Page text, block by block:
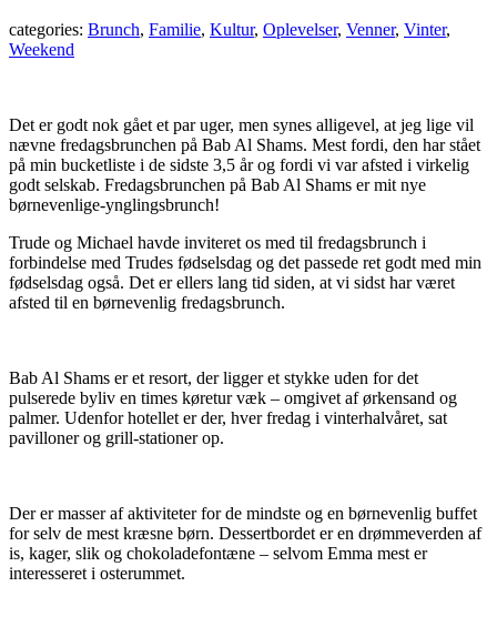
categories: Brunch, Familie, Kultur, Oplevelser, Venner, Vinter,
Weekend
Det er godt nok gået et par uger, men synes alligevel, at jeg lige vil
nævne fredagsbrunchen på Bab Al Shams. Mest fordi, den har stået
på min bucketliste i de sidste 3,5 år og fordi vi var afsted i virkelig
godt selskab. Fredagsbrunchen på Bab Al Shams er mit nye
børnevenlige-ynglingsbrunch!
Trude og Michael havde inviteret os med til fredagsbrunch i
forbindelse med Trudes fødselsdag og det passede ret godt med min
fødselsdag også. Det er ellers lang tid siden, at vi sidst har været
afsted til en børnevenlig fredagsbrunch.
Bab Al Shams er et resort, der ligger et stykke uden for det
pulserede byliv en times køretur væk – omgivet af ørkensand og
palmer. Udenfor hotellet er der, hver fredag i vinterhalvåret, sat
pavilloner og grill-stationer op.
Der er masser af aktiviteter for de mindste og en børnevenlig buffet
for selv de mest kræsne børn. Dessertbordet er en drømmeverden af
is, kager, slik og chokoladefontæne – selvom Emma mest er
interesseret i osterummet.